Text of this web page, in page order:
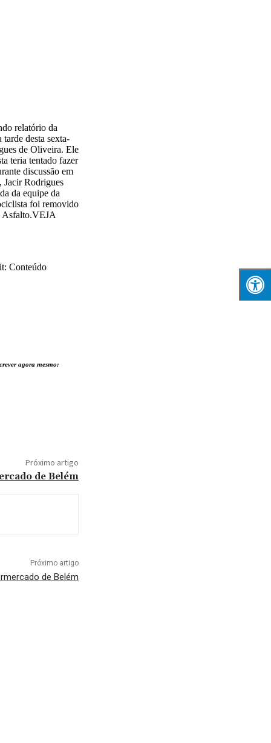
relatório da
desta sexta-
de Oliveira. Ele
teria tentado fazer
discussão em
Jacir Rodrigues
da equipe da
foi removido
Asfalto.VEJA
Conteúdo
agora mesmo:
Próximo artigo
de Belém
Próximo artigo
de Belém